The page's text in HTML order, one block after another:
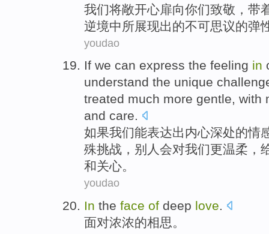
我们将敞开心扉向你们致敬 ， 带
逆境中所展现出的不可思议的弹
youdao
If we can express the feeling in
understand the unique
treated much more gentle, with
and care.
如果我们能表达出内心深处的情
殊挑战 ， 别人 会对我们更温柔 ，
和关心。
youdao
In the face of deep love.
面对浓浓的相思。